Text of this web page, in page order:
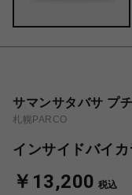
サマンサタバサ プ
札幌PARCO
インサイドバイ
￥13,200 税込